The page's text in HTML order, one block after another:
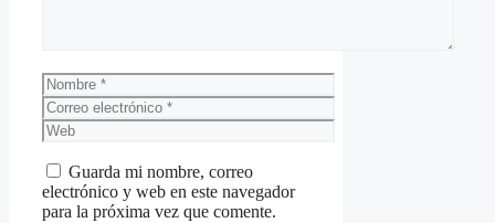
Nombre
Correo
electrónico
Web
Guarda mi nombre, correo
electrónico y web en este navegador
para la próxima vez que comente.